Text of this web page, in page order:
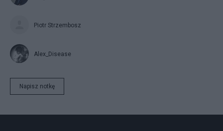
Piotr Strzembosz
Alex_Disease
Napisz notkę